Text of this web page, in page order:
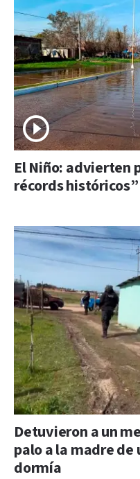
El Niño: advierten
récords
Detuvieron a un
palo a la madre
dormía